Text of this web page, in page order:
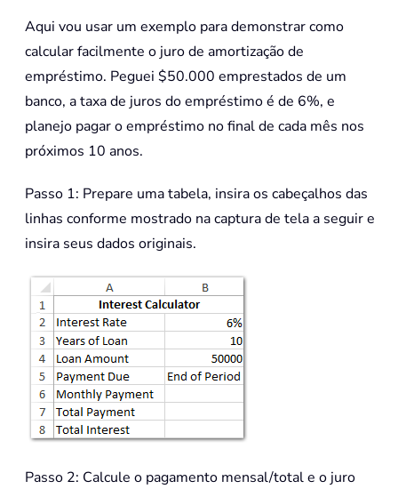
Aqui vou usar um exemplo para demonstrar como
calcular facilmente o juro de amortização de
empréstimo. Peguei $50.000 emprestados de um
banco, a taxa de juros do empréstimo é de 6%, e
planejo pagar o empréstimo no final de cada mês nos
próximos 10 anos.
Passo 1: Prepare uma tabela, insira os cabeçalhos das
linhas conforme mostrado na captura de tela a seguir e
insira seus dados originais.
Passo 2: Calcule o pagamento mensal/total e o juro